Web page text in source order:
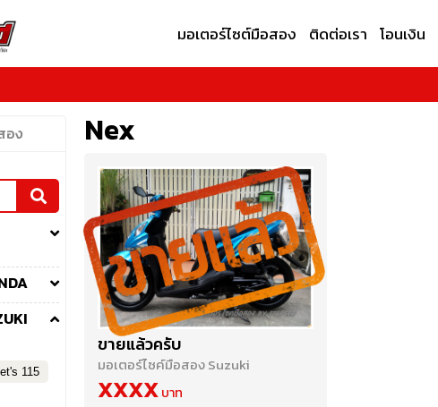
มอเตอร์ไซต์มือสอง ติดต่อเรา โอนเงิน
Nex
ขายแล้วครับ
มอเตอร์ไซค์มือสอง Suzuki
XXXX
อง
115